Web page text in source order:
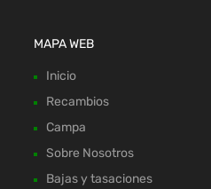
MAPA WEB
Inicio
Recambios
Campa
Sobre Nosotros
Bajas y tasaciones